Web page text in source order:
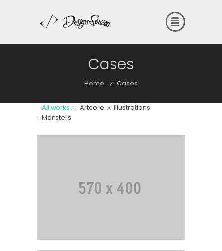
Cases
Home Cases
All works Artcore
Illustrations
Monsters